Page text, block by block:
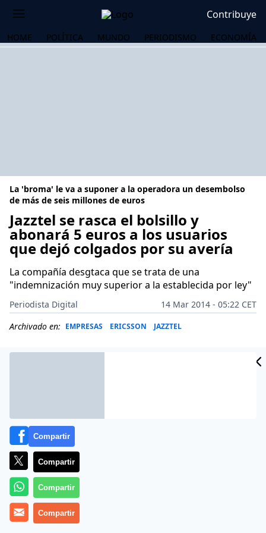
Contribuye
HOME POLÍTICA MUNDO PERIODISMO ECONOMÍA
La 'broma' le va a suponer a la operadora un desembolso
de más de seis millones de euros
Jazztel se rasca el bolsillo y
abonará 5 euros a los usuarios
que dejó colgados por su avería
La compañía desgtaca que se trata de una
"indemnización muy superior a la establecida por ley"
Periodista Digital
14 Mar 2014 - 05:22 CET
Archivado en: EMPRESAS ERICSSON JAZZTEL
La operadora Jazztel va a compensar a todos sus
Compartir
Compartir
Compartir
Compartir